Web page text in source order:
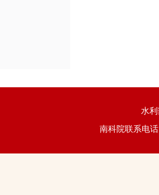
水
南科院联系电话